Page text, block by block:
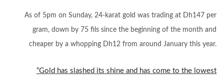
As of 5pm on Sunday, 24-karat gold was trading at Dh147 per
gram, down by 75 fils since the beginning of the month and
cheaper by a whopping Dh12 from around January this year.
“Gold has slashed its shine and has come to the lowest